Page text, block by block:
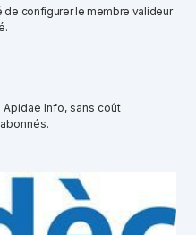
de configurer le membre valideur
Info, sans coût